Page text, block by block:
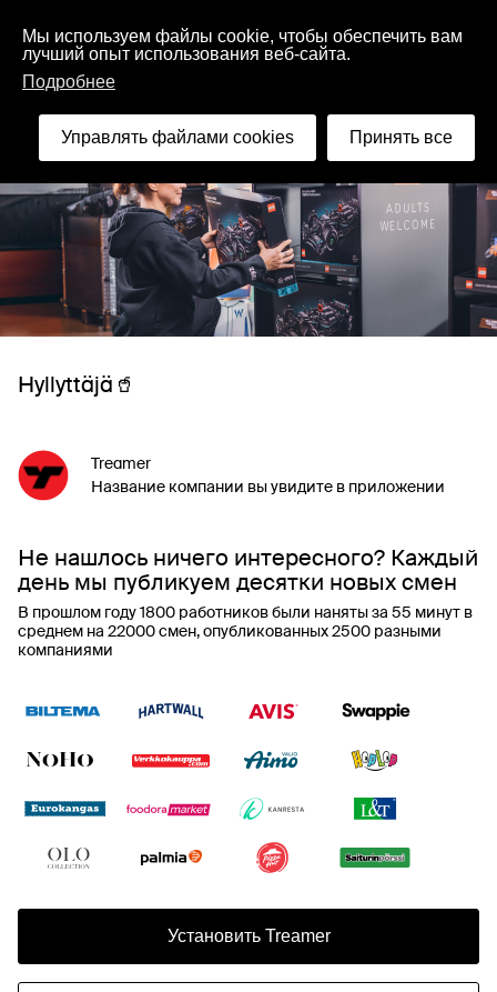
Русский
Hyllyttäjä🥤
Treamer
Название компании вы увидите в приложении
Не нашлось ничего интересного? Каждый
день мы публикуем десятки новых смен
В прошлом году 1800 работников были наняты за 55 минут в
среднем на 22000 смен, опубликованных 2500 разными
компаниями
Установить Treamer
Мы используем файлы cookie, чтобы обеспечить вам
лучший опыт использования веб-сайта.
Подробнее
Управлять файлами cookies Принять все